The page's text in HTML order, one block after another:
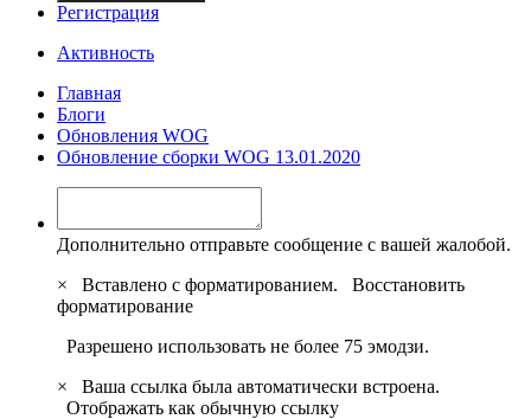
Регистрация
Активность
Главная
Блоги
Обновления WOG
Обновление сборки WOG 13.01.2020
Дополнительно отправьте сообщение с вашей жалобой.
×
Вставлено с форматированием. Восстановить
форматирование
Разрешено использовать не более 75 эмодзи.
×
Ваша ссылка была автоматически встроена.
Отображать как обычную ссылку